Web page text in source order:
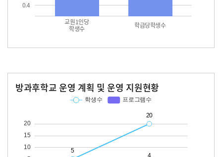
0.4
교원1인당
학생수 학급당학생수
방과후학교 운영 계획 및 운영 지원현황